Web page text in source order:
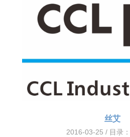
丝艾
2016-03-25 / 目录：